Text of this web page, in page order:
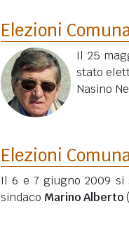
Elezioni
Il 25
stato
Nasino
Elezioni
Il 6 e 7 giugno 2009
sindaco Marino Alberto